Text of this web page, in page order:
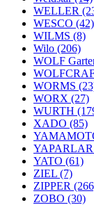
WELLER
WESCO (42)
WILMS (8)
Wilo (206)
WOLF
WORMS
WORX (27)
WURTH
XADO (85)
YAPARLAR
YATO (61)
ZIEL (7)
ZIPPER
ZOBO (30)